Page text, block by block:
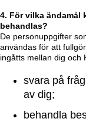
4. För vilka ändamål
behandlas?
De personuppgifter
användas för att
ingåtts mellan dig och
svara på
av dig;
behandla